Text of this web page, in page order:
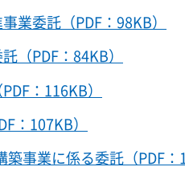
委託（PDF：98KB）
PDF：84KB）
：116KB）
107KB）
業に係る委託（PDF：